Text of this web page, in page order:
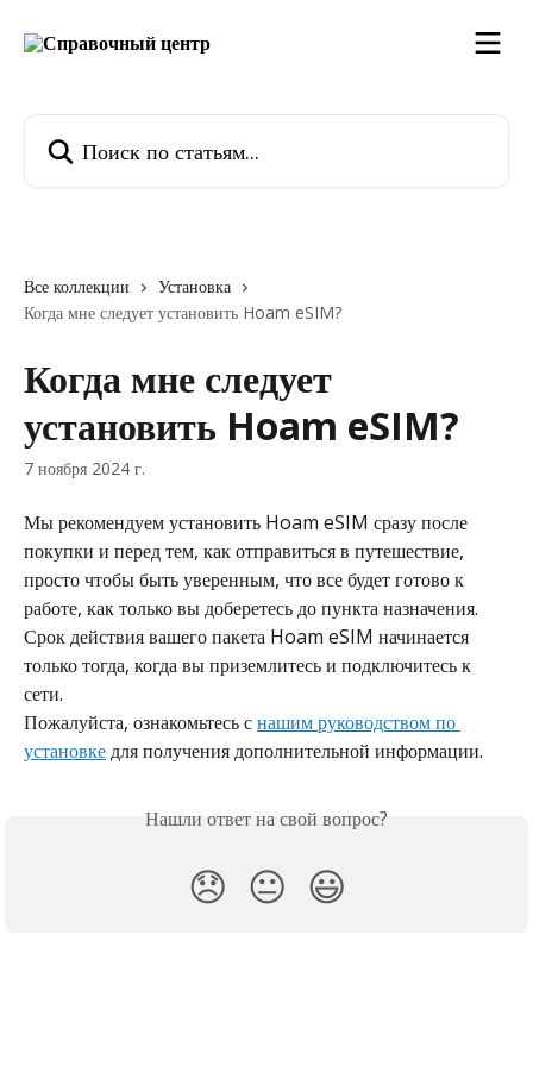
Все коллекции
Установка
Когда мне следует установить Hoam eSIM?
Когда мне следует
установить Hoam eSIM?
7 ноября 2024 г.
Мы рекомендуем установить Hoam eSIM сразу после
покупки и перед тем, как отправиться в путешествие,
просто чтобы быть уверенным, что все будет готово к
работе, как только вы доберетесь до пункта назначения.
Срок действия вашего пакета Hoam eSIM начинается
только тогда, когда вы приземлитесь и подключитесь к
сети.
Пожалуйста, ознакомьтесь с нашим руководством по
установке для получения дополнительной информации.
Нашли ответ на свой вопрос?
😞 😐 😃